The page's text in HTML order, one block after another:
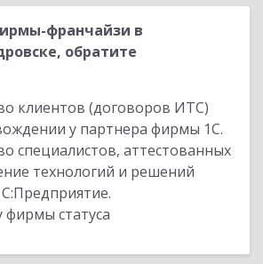
франчайзи в
обратите
клиентов (договоров ИТС)
у партнера фирмы 1С.
специалистов, аттестованных
технологий и решений
фирмы статуса